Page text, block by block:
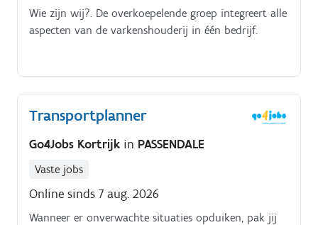
Wie zijn wij?. De overkoepelende groep integreert alle
aspecten van de varkenshouderij in één bedrijf.
Transportplanner
Go4Jobs Kortrijk in PASSENDALE
Vaste jobs
Online sinds 7 aug. 2026
Wanneer er onverwachte situaties opduiken, pak jij